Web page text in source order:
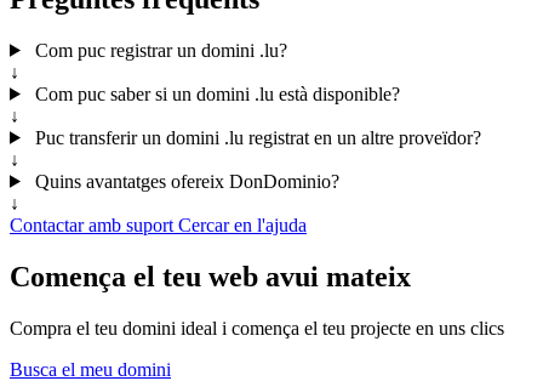
Com puc registrar un domini .lu?
↓
Com puc saber si un domini .lu està disponible?
↓
Puc transferir un domini .lu registrat en un altre proveïdor?
↓
Quins avantatges ofereix DonDominio?
↓
Contactar amb suport Cercar en l'ajuda
Comença el teu web avui mateix
Compra el teu domini ideal i comença el teu projecte en uns clics
Busca el meu domini